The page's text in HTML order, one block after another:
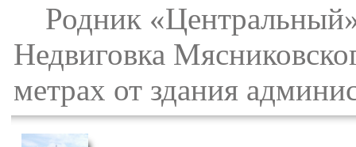
Родник «Центральный»
Недвиговка
метрах от здания